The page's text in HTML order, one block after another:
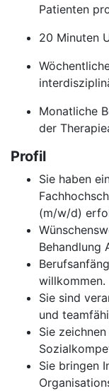
Patienten
20 Minuten
Monatliche
der
Profil
Sie haben
(m/w/d)
Behandlung
willkommen.
Sie sind
und
Sie
Sie bringen